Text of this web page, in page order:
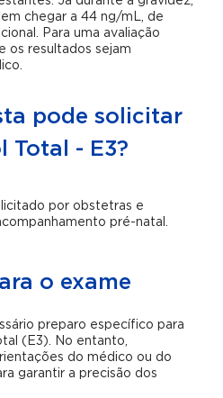
chegar a 44 ng/mL, de
Para uma avaliação
os resultados sejam
pode solicitar
Total - E3?
por obstetras e
pré-natal.
o exame
preparo específico para
(E3). No entanto,
do médico ou do
garantir a precisão dos